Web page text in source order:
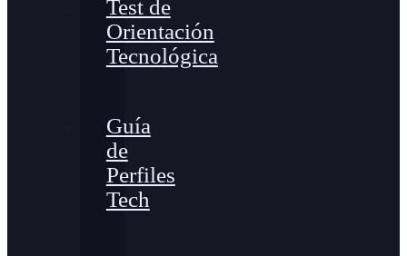
Test de
Orientación
Tecnológica
Guía
de
Perfiles
Tech